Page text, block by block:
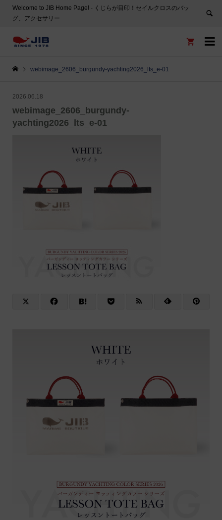
Welcome to JIB Home Page! ‐ くじらが目印！セイルクロスのバッ
グ、アクセサリー


webimage_2606_burgundy-yachting2026_lts_e-01
2026.06.18
webimage_2606_burgundy-
yachting2026_lts_e-01